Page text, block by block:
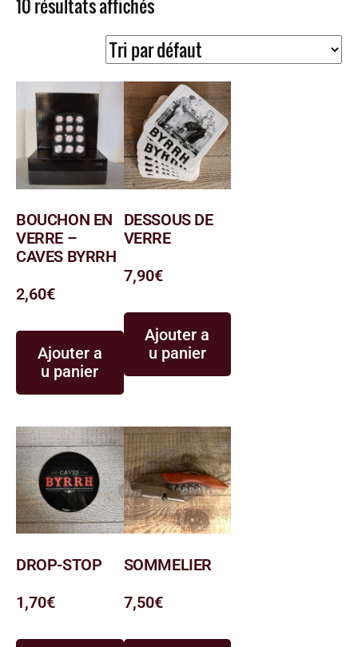
10 résultats affichés
BOUCHON EN
VERRE –
CAVES BYRRH
2,60€
Ajouter a
u panier
DESSOUS DE
VERRE
7,90€
Ajouter a
u panier
DROP-STOP
1,70€
SOMMELIER
7,50€